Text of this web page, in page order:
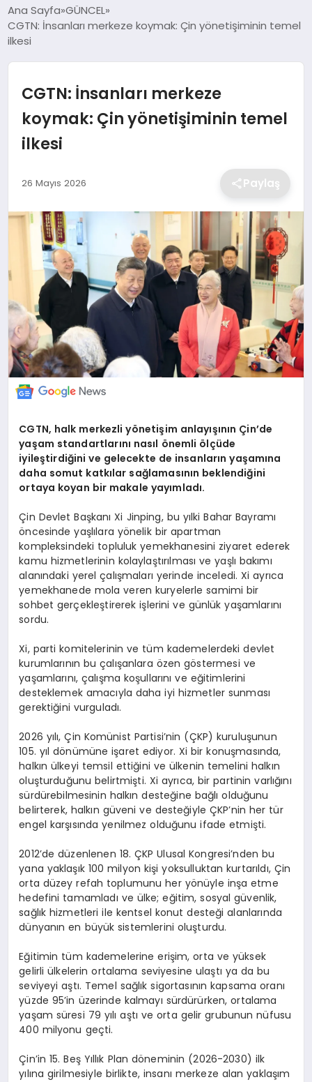
SPOR
DÜNYA
SİYASET
MAGAZİN
TEKNOLOJİ
SAĞLIK
EĞİTİM
Ana Sayfa GÜNCEL
CGTN: İnsanları merkeze koymak: Çin yönetişiminin temel
ilkesi
CGTN: İnsanları merkeze
koymak: Çin yönetişiminin temel
ilkesi
26 Mayıs 2026 Paylaş
CGTN, halk merkezli yönetişim anlayışının Çin’de
yaşam standartlarını nasıl önemli ölçüde
iyileştirdiğini ve gelecekte de insanların yaşamına
daha somut katkılar sağlamasının beklendiğini
ortaya koyan bir makale yayımladı.
Çin Devlet Başkanı Xi Jinping, bu yılki Bahar Bayramı
öncesinde yaşlılara yönelik bir apartman
kompleksindeki topluluk yemekhanesini ziyaret ederek
kamu hizmetlerinin kolaylaştırılması ve yaşlı bakımı
alanındaki yerel çalışmaları yerinde inceledi. Xi ayrıca
yemekhanede mola veren kuryelerle samimi bir
sohbet gerçekleştirerek işlerini ve günlük yaşamlarını
sordu.
Xi, parti komitelerinin ve tüm kademelerdeki devlet
kurumlarının bu çalışanlara özen göstermesi ve
yaşamlarını, çalışma koşullarını ve eğitimlerini
desteklemek amacıyla daha iyi hizmetler sunması
gerektiğini vurguladı.
2026 yılı, Çin Komünist Partisi’nin (ÇKP) kuruluşunun
105. yıl dönümüne işaret ediyor. Xi bir konuşmasında,
halkın ülkeyi temsil ettiğini ve ülkenin temelini halkın
oluşturduğunu belirtmişti. Xi ayrıca, bir partinin varlığını
sürdürebilmesinin halkın desteğine bağlı olduğunu
belirterek, halkın güveni ve desteğiyle ÇKP’nin her tür
engel karşısında yenilmez olduğunu ifade etmişti.
2012’de düzenlenen 18. ÇKP Ulusal Kongresi’nden bu
yana yaklaşık 100 milyon kişi yoksulluktan kurtarıldı, Çin
orta düzey refah toplumunu her yönüyle inşa etme
hedefini tamamladı ve ülke; eğitim, sosyal güvenlik,
sağlık hizmetleri ile kentsel konut desteği alanlarında
dünyanın en büyük sistemlerini oluşturdu.
Eğitimin tüm kademelerine erişim, orta ve yüksek
gelirli ülkelerin ortalama seviyesine ulaştı ya da bu
seviyeyi aştı. Temel sağlık sigortasının kapsama oranı
yüzde 95’in üzerinde kalmayı sürdürürken, ortalama
yaşam süresi 79 yılı aştı ve orta gelir grubunun nüfusu
400 milyonu geçti.
Çin’in 15. Beş Yıllık Plan döneminin (2026-2030) ilk
yılına girilmesiyle birlikte, insanı merkeze alan yaklaşım